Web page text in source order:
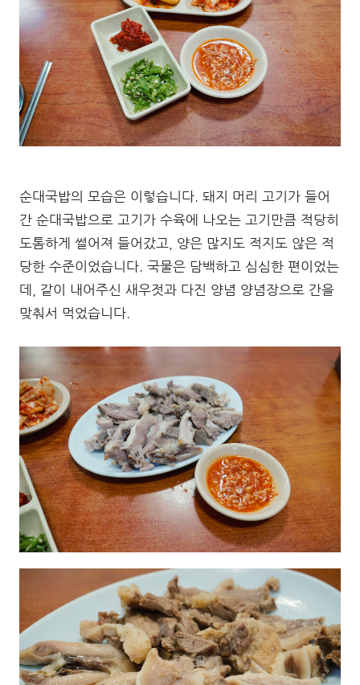
순대국밥의 모습은 이렇습니다. 돼지 머리 고기가 들어
간 순대국밥으로 고기가 수육에 나오는 고기만큼 적당히
도톰하게 썰어져 들어갔고, 양은 많지도 적지도 않은 적
당한 수준이었습니다. 국물은 담백하고 심심한 편이었는
데, 같이 내어주신 새우젓과 다진 양념 양념장으로 간을
맞춰서 먹었습니다.